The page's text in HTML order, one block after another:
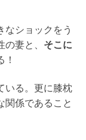
なショックをう
妻と、 そこに
いる。更に膝枕
関係であること